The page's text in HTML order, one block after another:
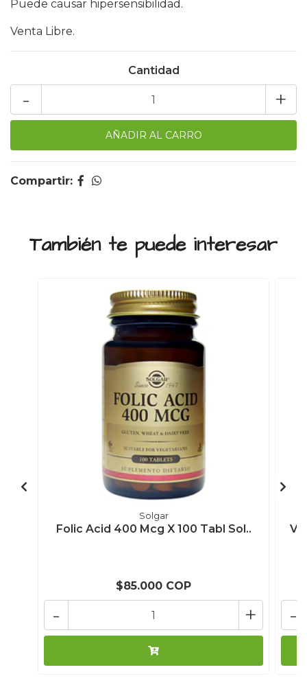
Puede causar hipersensibilidad.
Venta Libre.
Cantidad
+
-
Compartir:
También te puede interesar
Solgar
Folic Acid 400 Mcg X 100 Tabl Sol..
$85.000 COP
+
- -